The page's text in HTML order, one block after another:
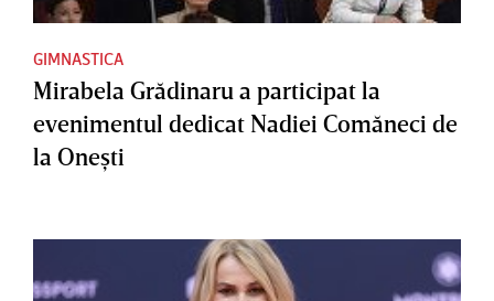
GIMNASTICA
Mirabela Grădinaru a participat la
evenimentul dedicat Nadiei Comăneci de
la Oneşti